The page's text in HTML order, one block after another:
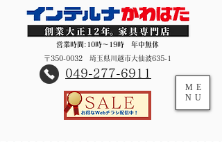
営業時間:10時～19時 年中無休
〒350-0032 埼玉県川越市大仙波635-1
​049-277-6911
ME
NU